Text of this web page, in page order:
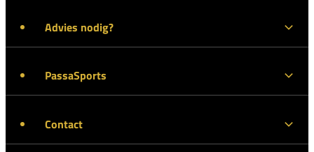
Advies nodig?
PassaSports
Contact